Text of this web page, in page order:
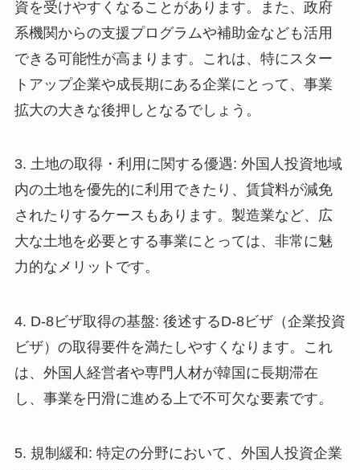
資を受けやすくなることがあります。また、政府
系機関からの支援プログラムや補助金なども活用
できる可能性が高まります。これは、特にスター
トアップ企業や成長期にある企業にとって、事業
拡大の大きな後押しとなるでしょう。
3. 土地の取得・利用に関する優遇: 外国人投資地域
内の土地を優先的に利用できたり、賃貸料が減免
されたりするケースもあります。製造業など、広
大な土地を必要とする事業にとっては、非常に魅
力的なメリットです。
4. D-8ビザ取得の基盤: 後述するD-8ビザ（企業投資
ビザ）の取得要件を満たしやすくなります。これ
は、外国人経営者や専門人材が韓国に長期滞在
し、事業を円滑に進める上で不可欠な要素です。
5. 規制緩和: 特定の分野において、外国人投資企業